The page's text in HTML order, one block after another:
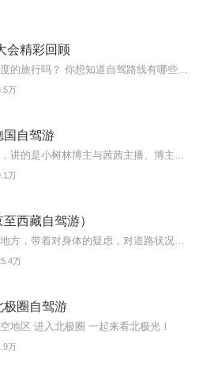
会精彩回顾
万
国自驾游
万
西藏自驾游）
万
极圈自驾游
地区 进入北极圈 一起来看北极光！
万